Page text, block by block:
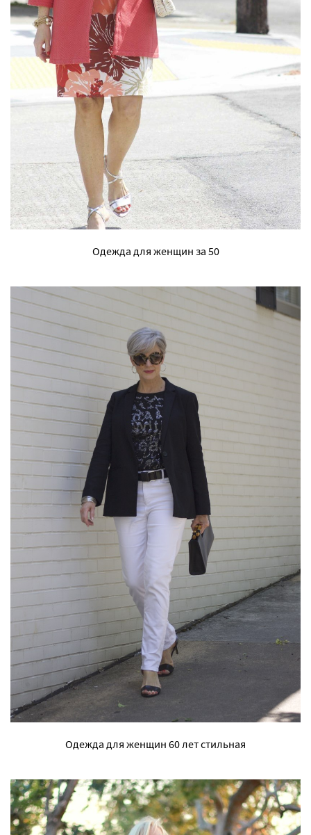
Одежда для женщин за 50
Одежда для женщин 60 лет стильная